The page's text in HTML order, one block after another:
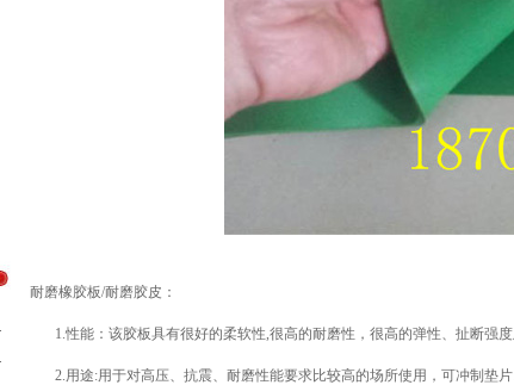
耐磨橡胶板/耐磨胶皮：
1.性能：该胶板具有很好的柔软性,很高的耐磨性，很高的弹性、扯断强度
2.用途:用于对高压、抗震、耐磨性能要求比较高的场所使用，可冲制垫